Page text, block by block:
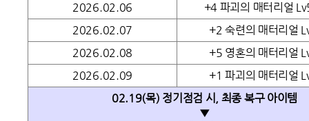
2026.02.06
+4 파괴의 매터리얼
2026.02.07
+2 숙련의 매터리얼
2026.02.08
+5 영혼의 매터리얼
2026.02.09
+1 파괴의 매터리얼
02.19(목) 정기점검 시, 최종 복구 아이템
▼